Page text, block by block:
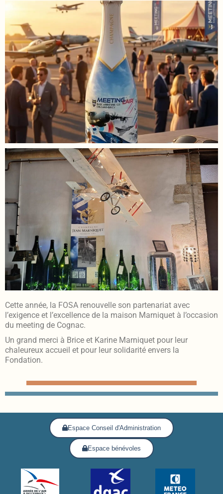
Cette année, la FOSA renouvelle son partenariat avec
l’exigence et l’excellence de la maison Marniquet à l’occasion
du meeting de Cognac.
Un grand merci à Brice et Karine Marniquet pour leur
chaleureux accueil et pour leur solidarité envers la
Fondation.
Espace Conseil d'Administration
Espace bénévoles